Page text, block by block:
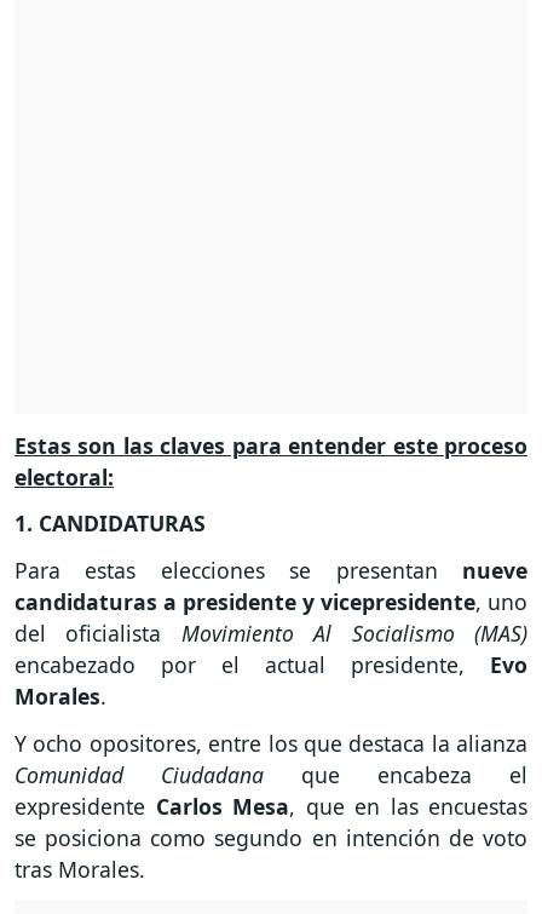
Estas son las claves para entender este proceso
electoral:
1. CANDIDATURAS
Para estas elecciones se presentan nueve
candidaturas a presidente y vicepresidente, uno
del oficialista Movimiento Al Socialismo (MAS)
encabezado por el actual presidente, Evo
Morales.
Y ocho opositores, entre los que destaca la alianza
Comunidad Ciudadana que encabeza el
expresidente Carlos Mesa, que en las encuestas
se posiciona como segundo en intención de voto
tras Morales.